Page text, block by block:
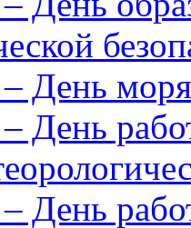
День
День
День